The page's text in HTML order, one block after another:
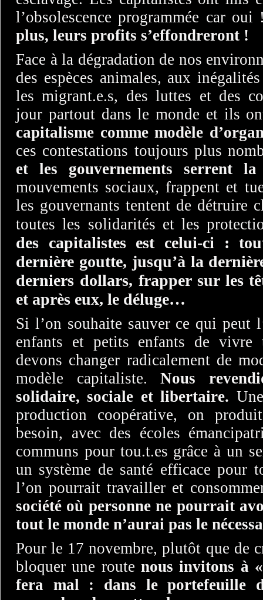
l’obsolescence programmée car
plus, leurs profits s’effondreront !
Face à la dégradation de nos
des espèces animales, aux
les migrant.e.s, des luttes et des
jour partout dans le monde et ils
capitalisme comme modèle
ces contestations toujours plus
et les gouvernements serrent
mouvements sociaux, frappent et
les gouvernants tentent de détruire
toutes les solidarités et les
des capitalistes est celui-ci :
dernière goutte, jusqu’à la
derniers dollars, frapper sur les
et après eux, le déluge…
Si l’on souhaite sauver ce qui peut
enfants et petits enfants de vivre
devons changer radicalement de
modèle capitaliste.Nous
solidaire, sociale et libertaire.
production coopérative, on
besoin, avec des écoles
communs pour tou.t.es grâce à un
un système de santé efficace pour
l’on pourrait travailler et
société où personne ne pourrait
tout le monde n’aurai pas le
Pour le 17 novembre, plutôt que de
bloquer une routenous invitons à
fera mal : dans le portefeuille